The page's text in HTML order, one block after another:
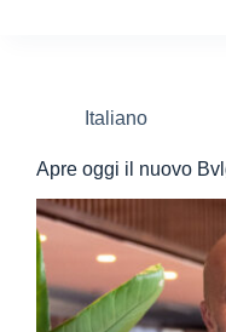
Italiano
Apre oggi il nuovo